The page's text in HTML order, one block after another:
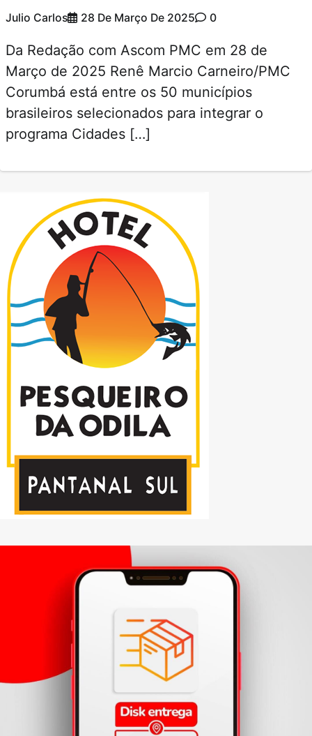
Julio Carlos 28 De Março De 2025 0
Da Redação com Ascom PMC em 28 de
Março de 2025 Renê Marcio Carneiro/PMC
Corumbá está entre os 50 municípios
brasileiros selecionados para integrar o
programa Cidades […]